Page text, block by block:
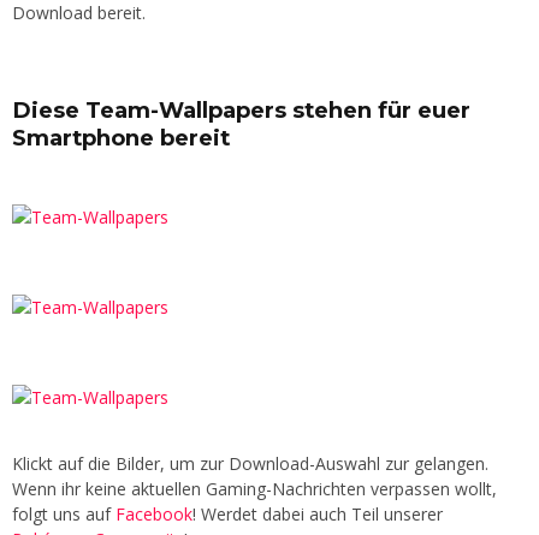
Download bereit.
Diese Team-Wallpapers stehen für euer
Smartphone bereit
Klickt auf die Bilder, um zur Download-Auswahl zur gelangen.
Wenn ihr keine aktuellen Gaming-Nachrichten verpassen wollt,
folgt uns auf Facebook! Werdet dabei auch Teil unserer